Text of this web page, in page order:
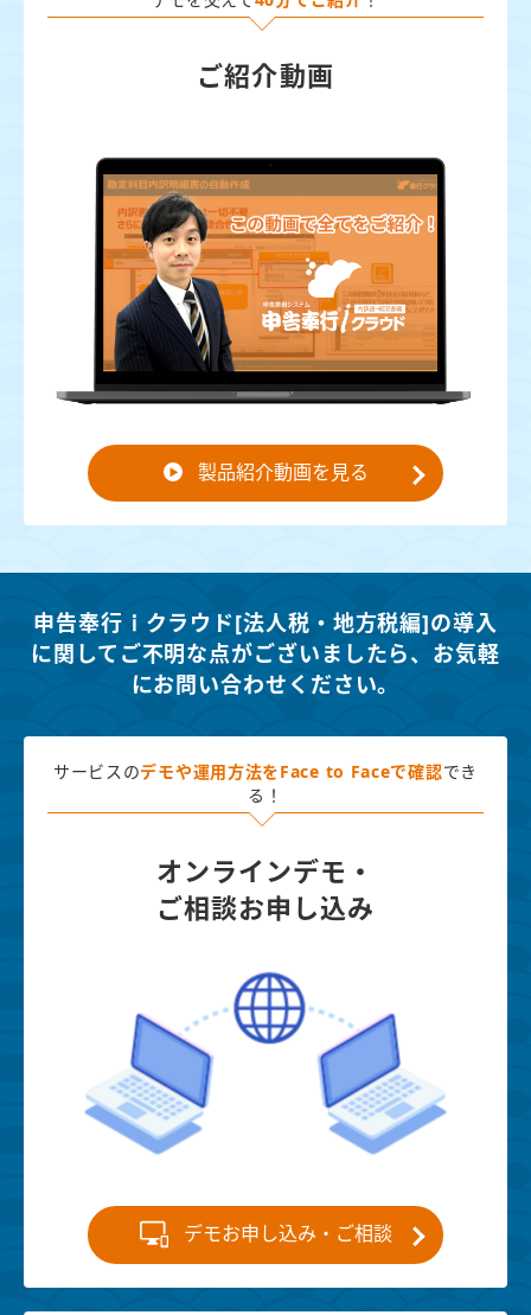
ご紹介動画
製品紹介動画を見る
申告奉行ｉクラウド[法人税・地方税編]の導入
に関してご不明な点がございましたら、 お気軽
にお問い合わせください。
サービスのデモや運用方法を Face to Faceで確認でき
る！
オンラインデモ・
ご相談お申し込み
デモお申し込み・ご相談